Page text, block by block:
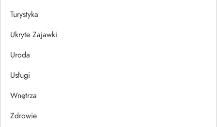
Turystyka
Ukryte Zajawki
Uroda
Usługi
Wnętrza
Zdrowie